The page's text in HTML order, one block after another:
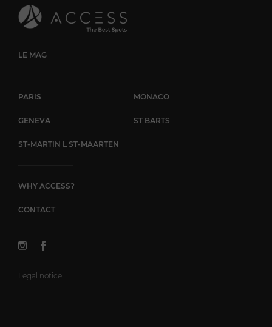
LE MAG
PARIS MONACO
GENEVA ST BARTS
ST-MARTIN L ST-MAARTEN
WHY ACCESS?
CONTACT
Legal notice